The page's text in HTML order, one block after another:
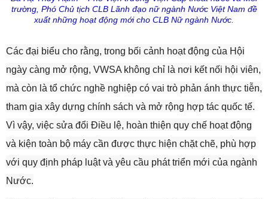
trường, Phó Chủ tịch CLB Lãnh đạo nữ ngành Nước Việt Nam đề
xuất những hoạt động mới cho CLB Nữ ngành Nước.
Các đại biểu cho rằng, trong bối cảnh hoạt động của Hội
ngày càng mở rộng, VWSA không chỉ là nơi kết nối hội viên,
mà còn là tổ chức nghề nghiệp có vai trò phản ánh thực tiễn,
tham gia xây dựng chính sách và mở rộng hợp tác quốc tế.
Vì vậy, việc sửa đổi Điều lệ, hoàn thiện quy chế hoạt động
và kiện toàn bộ máy cần được thực hiện chặt chẽ, phù hợp
với quy định pháp luật và yêu cầu phát triển mới của ngành
Nước.